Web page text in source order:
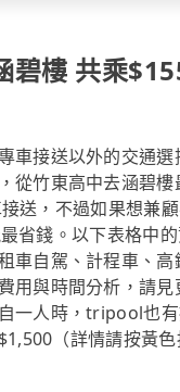
碧樓 共乘
車接送以外的交通
從竹東高中去涵碧
送，不過如果想兼顧
省錢。以下表格中
車自駕、計程車、
用與時間分析，請
一人時，tripool也
（詳情請按黃色